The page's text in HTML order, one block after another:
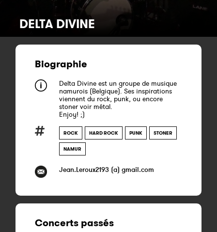
DELTA DIVINE
Biographie
Delta Divine est un groupe de musique
namurois (Belgique). Ses inspirations
viennent du rock, punk, ou encore
stoner voir métal.
Enjoy! ;)
ROCK HARD ROCK PUNK STONER
NAMUR
Jean.Leroux2193 (a) gmail.com
Concerts passés